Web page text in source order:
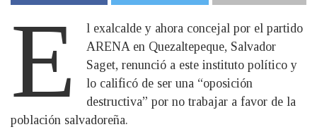
E
l exalcalde y ahora concejal por el partido
ARENA en Quezaltepeque, Salvador
Saget, renunció a este instituto político y
lo calificó de ser una “oposición
destructiva” por no trabajar a favor de la
población salvadoreña.